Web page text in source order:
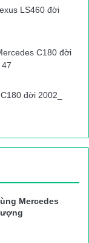
LS460 đời
C180 đời
đời 2002_
Mercedes